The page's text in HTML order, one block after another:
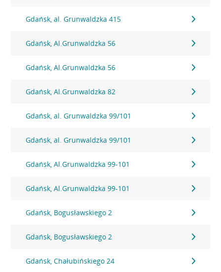
Gdańsk, al. Grunwaldzka 415
Gdańsk, Al.Grunwaldzka 56
Gdańsk, Al.Grunwaldzka 56
Gdańsk, Al.Grunwaldzka 82
Gdańsk, al. Grunwaldzka 99/101
Gdańsk, al. Grunwaldzka 99/101
Gdańsk, Al.Grunwaldzka 99-101
Gdańsk, Al.Grunwaldzka 99-101
Gdańsk, Bogusławskiego 2
Gdańsk, Bogusławskiego 2
Gdańsk, Chałubińskiego 24